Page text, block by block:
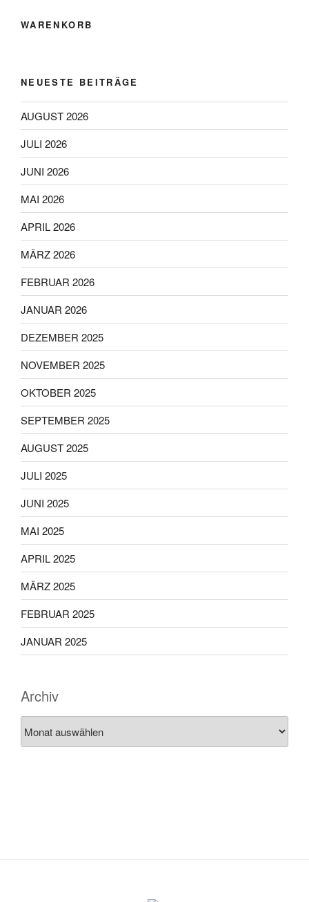
WARENKORB
NEUESTE BEITRÄGE
AUGUST 2026
JULI 2026
JUNI 2026
MAI 2026
APRIL 2026
MÄRZ 2026
FEBRUAR 2026
JANUAR 2026
DEZEMBER 2025
NOVEMBER 2025
OKTOBER 2025
SEPTEMBER 2025
AUGUST 2025
JULI 2025
JUNI 2025
MAI 2025
APRIL 2025
MÄRZ 2025
FEBRUAR 2025
JANUAR 2025
Archiv